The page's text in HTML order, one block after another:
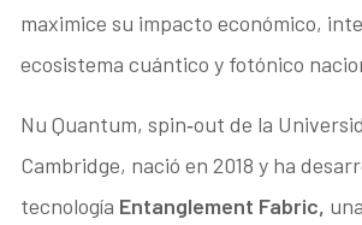
maximice su impacto económico,
ecosistema cuántico y fotónico
Nu Quantum, spin‑out de la
Cambridge, nació en 2018 y ha
tecnología Entanglement Fabric,